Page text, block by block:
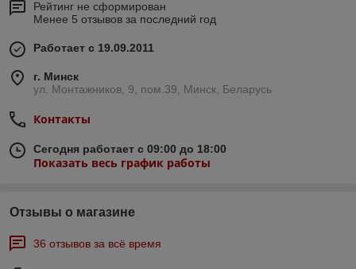
Рейтинг не сформирован
Менее 5 отзывов за последний год
Работает с 19.09.2011
г. Минск
ул. Монтажников, 9, пом.39, Минск, Беларусь
Контакты
Сегодня работает с 09:00 до 18:00
Показать весь график работы
Отзывы о магазине
36 отзывов за всё время